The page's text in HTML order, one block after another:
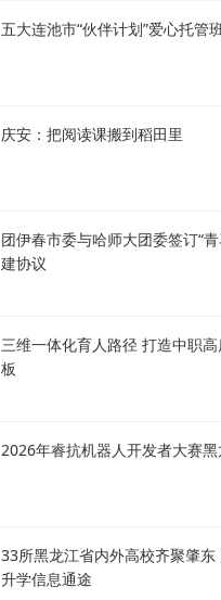
五大连池市“伙伴计划”爱心托管
庆安：把阅读课搬到稻田里
团伊春市委与哈师大团委签订“
建协议
三维一体化育人路径 打造中职
板
2026年睿抗机器人开发者大赛
33所黑龙江省内外高校齐聚肇东
升学信息通途